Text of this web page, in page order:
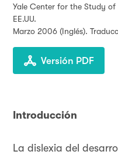
Yale Center for the Study
EE.UU.
Marzo 2006 (Inglés).
Versión PDF
Introducción
La dislexia del